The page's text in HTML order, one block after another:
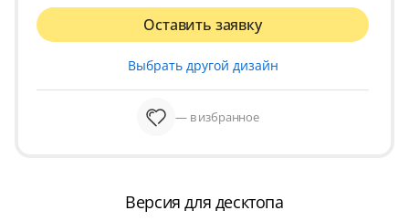
Оставить заявку
Выбрать другой дизайн
— в избранное
Версия для десктопа